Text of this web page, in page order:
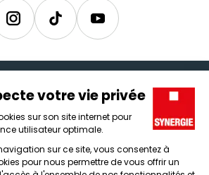
InstagramTikTok Youtube